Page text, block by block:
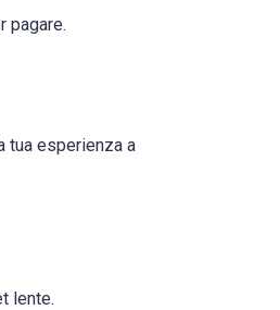
pagare.
tua esperienza a
lente.